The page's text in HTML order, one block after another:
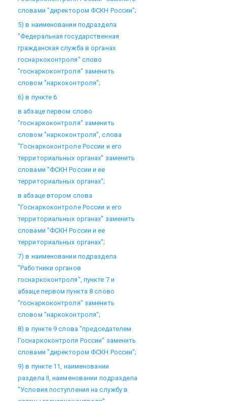
словами "директором ФСКН России";
5) в наименовании подраздела
"Федеральная государственная
гражданская служба в органах
госнаркоконтроля" слово
"госнаркоконтроля" заменить
словом "наркоконтроля";
6) в пункте 6:
в абзаце первом слово
"госнаркоконтроля" заменить
словом "наркоконтроля", слова
"Госнаркоконтроле России и его
территориальных органах" заменить
словами "ФСКН России и ее
территориальных органах";
в абзаце втором слова
"Госнаркоконтроле России и его
территориальных органах" заменить
словами "ФСКН России и ее
территориальных органах";
7) в наименовании подраздела
"Работники органов
госнаркоконтроля", пункте 7 и
абзаце первом пункта 8 слово
"госнаркоконтроля" заменить
словом "наркоконтроля";
8) в пункте 9 слова "председателем
Госнаркоконтроля России" заменить
словами "директором ФСКН России";
9) в пункте 11, наименовании
раздела II, наименовании подраздела
"Условия поступления на службу в